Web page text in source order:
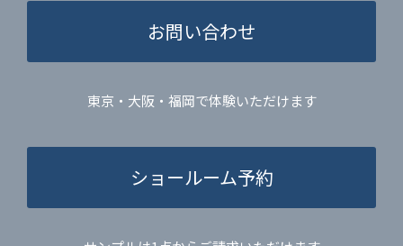
お問い合わせ
東京・大阪・福岡で体験いただけます
ショールーム予約